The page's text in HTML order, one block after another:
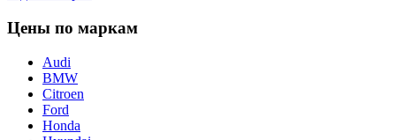
Цены по маркам
Audi
BMW
Citroen
Ford
Honda